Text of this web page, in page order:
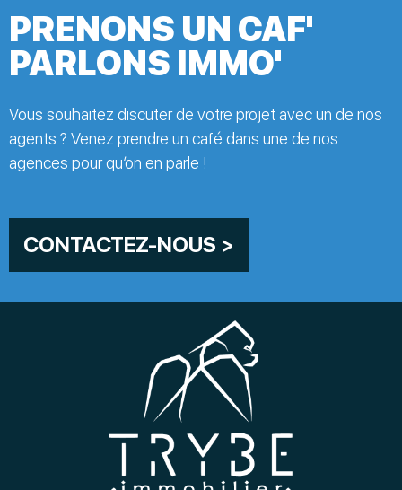
PRENONS UN CAF'
PARLONS IMMO'
Vous souhaitez discuter de votre projet avec un de nos
agents ? Venez prendre un café dans une de nos
agences pour qu’on en parle !
CONTACTEZ-NOUS >